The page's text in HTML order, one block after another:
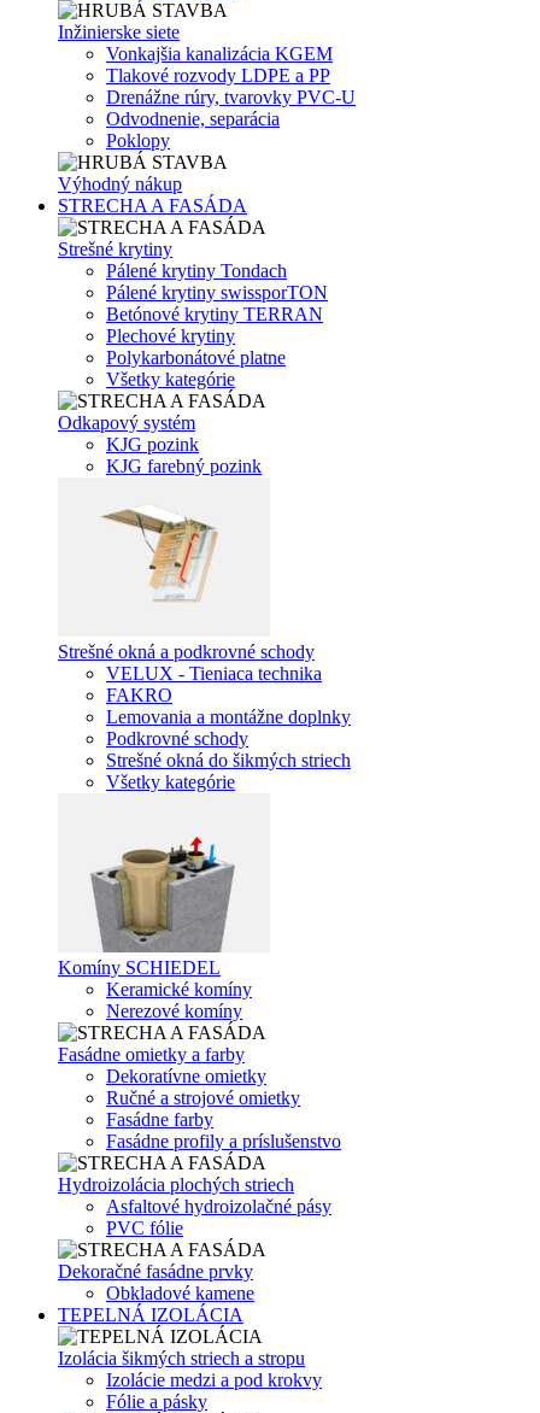
Inžinierske siete
Vonkajšia kanalizácia KGEM
Tlakové rozvody LDPE a PP
Drenážne rúry, tvarovky PVC-U
Odvodnenie, separácia
Poklopy
Výhodný nákup
STRECHA A FASÁDA
Strešné krytiny
Pálené krytiny Tondach
Pálené krytiny swissporTON
Betónové krytiny TERRAN
Plechové krytiny
Polykarbonátové platne
Všetky kategórie
Odkapový systém
KJG pozink
KJG farebný pozink
Strešné okná a podkrovné schody
VELUX - Tieniaca technika
FAKRO
Lemovania a montážne doplnky
Podkrovné schody
Strešné okná do šikmých striech
Všetky kategórie
Komíny SCHIEDEL
Keramické komíny
Nerezové komíny
Fasádne omietky a farby
Dekoratívne omietky
Ručné a strojové omietky
Fasádne farby
Fasádne profily a príslušenstvo
Hydroizolácia plochých striech
Asfaltové hydroizolačné pásy
PVC fólie
Dekoračné fasádne prvky
Obkladové kamene
TEPELNÁ IZOLÁCIA
Izolácia šikmých striech a stropu
Izolácie medzi a pod krokvy
Fólie a pásky